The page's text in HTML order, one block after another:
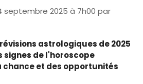
septembre 2025 à 7h00 par
astrologiques de 2025
signes de l'horoscope
chance et des opportunités